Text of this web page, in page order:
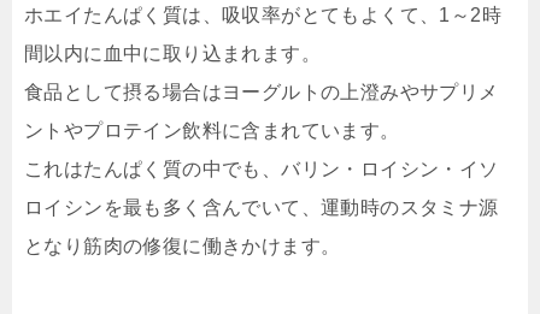
ホエイたんぱく質は、吸収率がとてもよくて、1～2時
間以内に血中に取り込まれます。
食品として摂る場合はヨーグルトの上澄みやサプリメ
ントやプロテイン飲料に含まれています。
これはたんぱく質の中でも、バリン・ロイシン・イソ
ロイシンを最も多く含んでいて、運動時のスタミナ源
となり筋肉の修復に働きかけます。